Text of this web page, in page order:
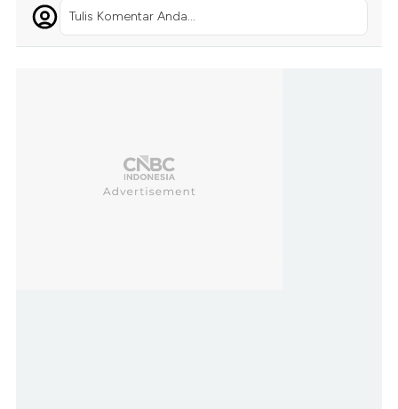
Tulis Komentar Anda...